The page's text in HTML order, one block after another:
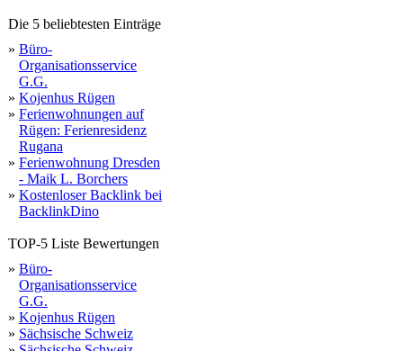
Die 5 beliebtesten Einträge
» Büro-
Organisationsservice
G.G.
» Kojenhus Rügen
» Ferienwohnungen auf
Rügen: Ferienresidenz
Rugana
» Ferienwohnung Dresden
- Maik L. Borchers
» Kostenloser Backlink bei
BacklinkDino
TOP-5 Liste Bewertungen
» Büro-
Organisationsservice
G.G.
» Kojenhus Rügen
» Sächsische Schweiz